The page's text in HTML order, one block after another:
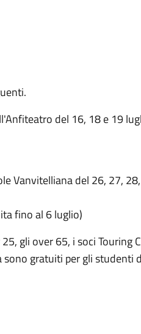
del 16, 18 e 19
Vanvitelliana del 26, 27,
fino al 6 luglio)
gli over 65, i soci Touring
gratuiti per gli studenti